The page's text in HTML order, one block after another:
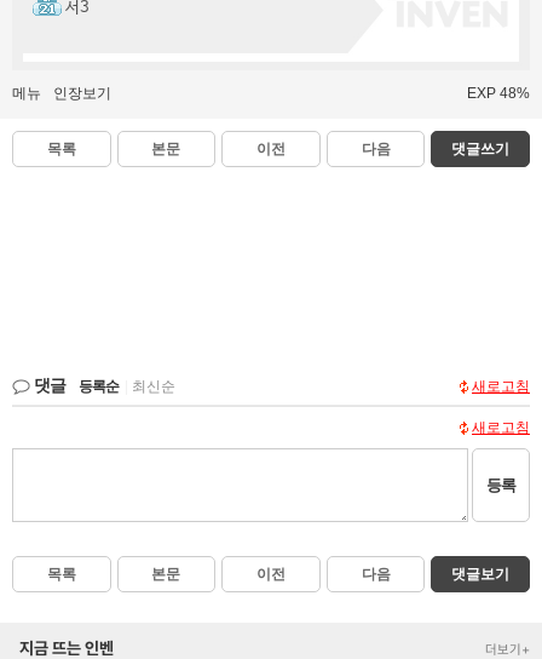
서3
메뉴 인장보기 EXP 48%
목록 본문 이전 다음 댓글쓰기
댓글 등록순 최신순 새로고침
새로고침
등록
목록 본문 이전 다음 댓글보기
지금 뜨는 인벤 더보기+